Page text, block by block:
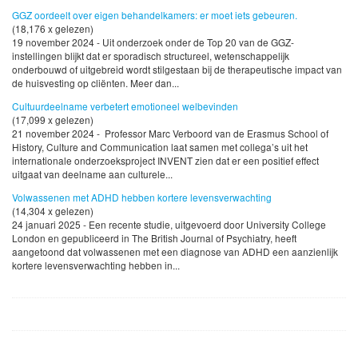
GGZ oordeelt over eigen behandelkamers: er moet iets gebeuren.
(18,176 x gelezen)
19 november 2024 - Uit onderzoek onder de Top 20 van de GGZ-
instellingen blijkt dat er sporadisch structureel, wetenschappelijk
onderbouwd of uitgebreid wordt stilgestaan bij de therapeutische impact van
de huisvesting op cliënten. Meer dan...
Cultuurdeelname verbetert emotioneel welbevinden
(17,099 x gelezen)
21 november 2024 - Professor Marc Verboord van de Erasmus School of
History, Culture and Communication laat samen met collega’s uit het
internationale onderzoeksproject INVENT zien dat er een positief effect
uitgaat van deelname aan culturele...
Volwassenen met ADHD hebben kortere levensverwachting
(14,304 x gelezen)
24 januari 2025 - Een recente studie, uitgevoerd door University College
London en gepubliceerd in The British Journal of Psychiatry, heeft
aangetoond dat volwassenen met een diagnose van ADHD een aanzienlijk
kortere levensverwachting hebben in...